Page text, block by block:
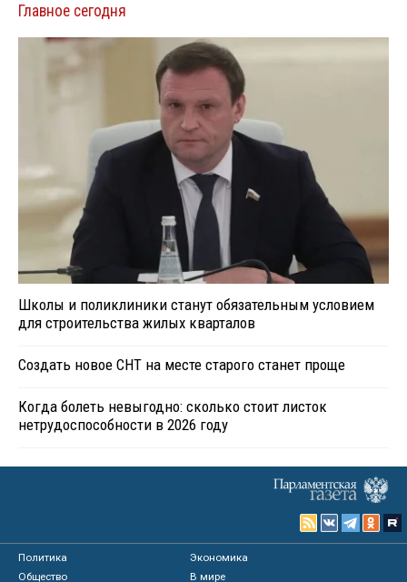
Главное сегодня
Школы и поликлиники станут обязательным условием
для строительства жилых кварталов
Создать новое СНТ на месте старого станет проще
Когда болеть невыгодно: сколько стоит листок
нетрудоспособности в 2026 году
Политика
Экономика
Общество
В мире